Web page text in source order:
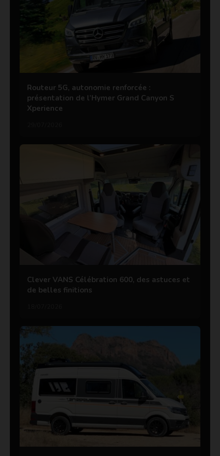
Routeur 5G, autonomie renforcée :
présentation de l’Hymer Grand Canyon S
Xperience
Clever VANS Célébration 600, des astuces et
de belles finitions